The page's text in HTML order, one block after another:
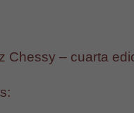
Chessy – cuarta